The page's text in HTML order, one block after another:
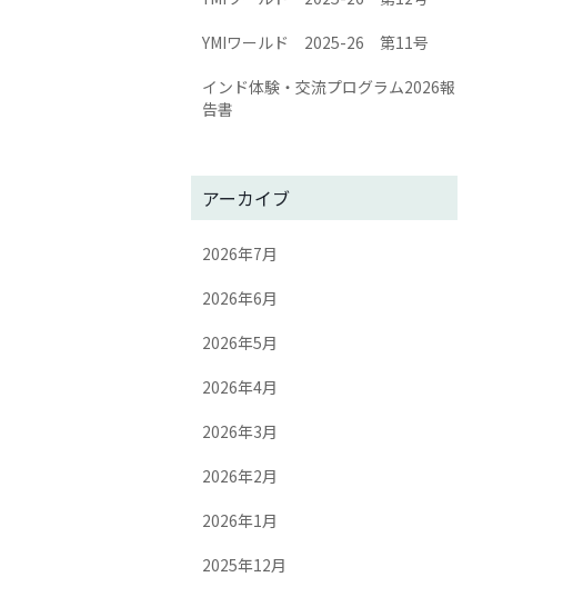
YMIワールド 2025-26 第11号
インド体験・交流プログラム2026報
告書
アーカイブ
2026年7月
2026年6月
2026年5月
2026年4月
2026年3月
2026年2月
2026年1月
2025年12月